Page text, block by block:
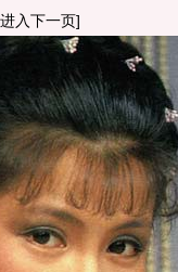
入下一页]